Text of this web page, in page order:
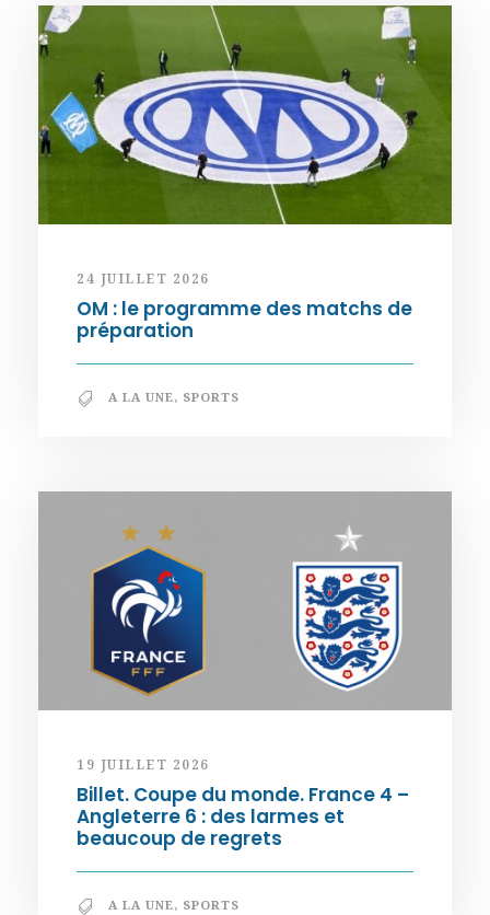
24 JUILLET 2026
OM : le programme des matchs de
préparation
A LA UNE, SPORTS
19 JUILLET 2026
Billet. Coupe du monde. France 4 –
Angleterre 6 : des larmes et
beaucoup de regrets
A LA UNE, SPORTS